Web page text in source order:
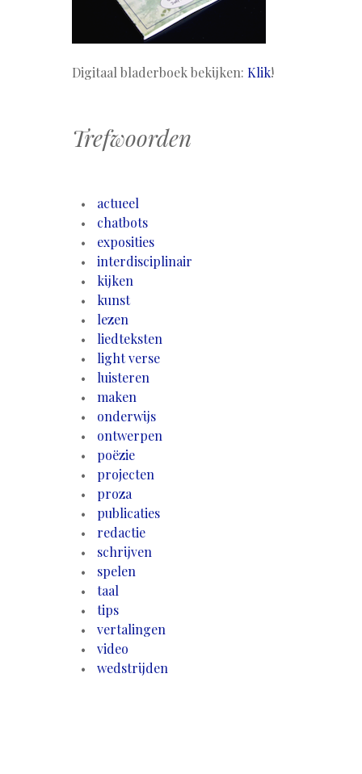
Digitaal bladerboek bekijken: Klik!
Trefwoorden
actueel
chatbots
exposities
interdisciplinair
kijken
kunst
lezen
liedteksten
light verse
luisteren
maken
onderwijs
ontwerpen
poëzie
projecten
proza
publicaties
redactie
schrijven
spelen
taal
tips
vertalingen
video
wedstrijden